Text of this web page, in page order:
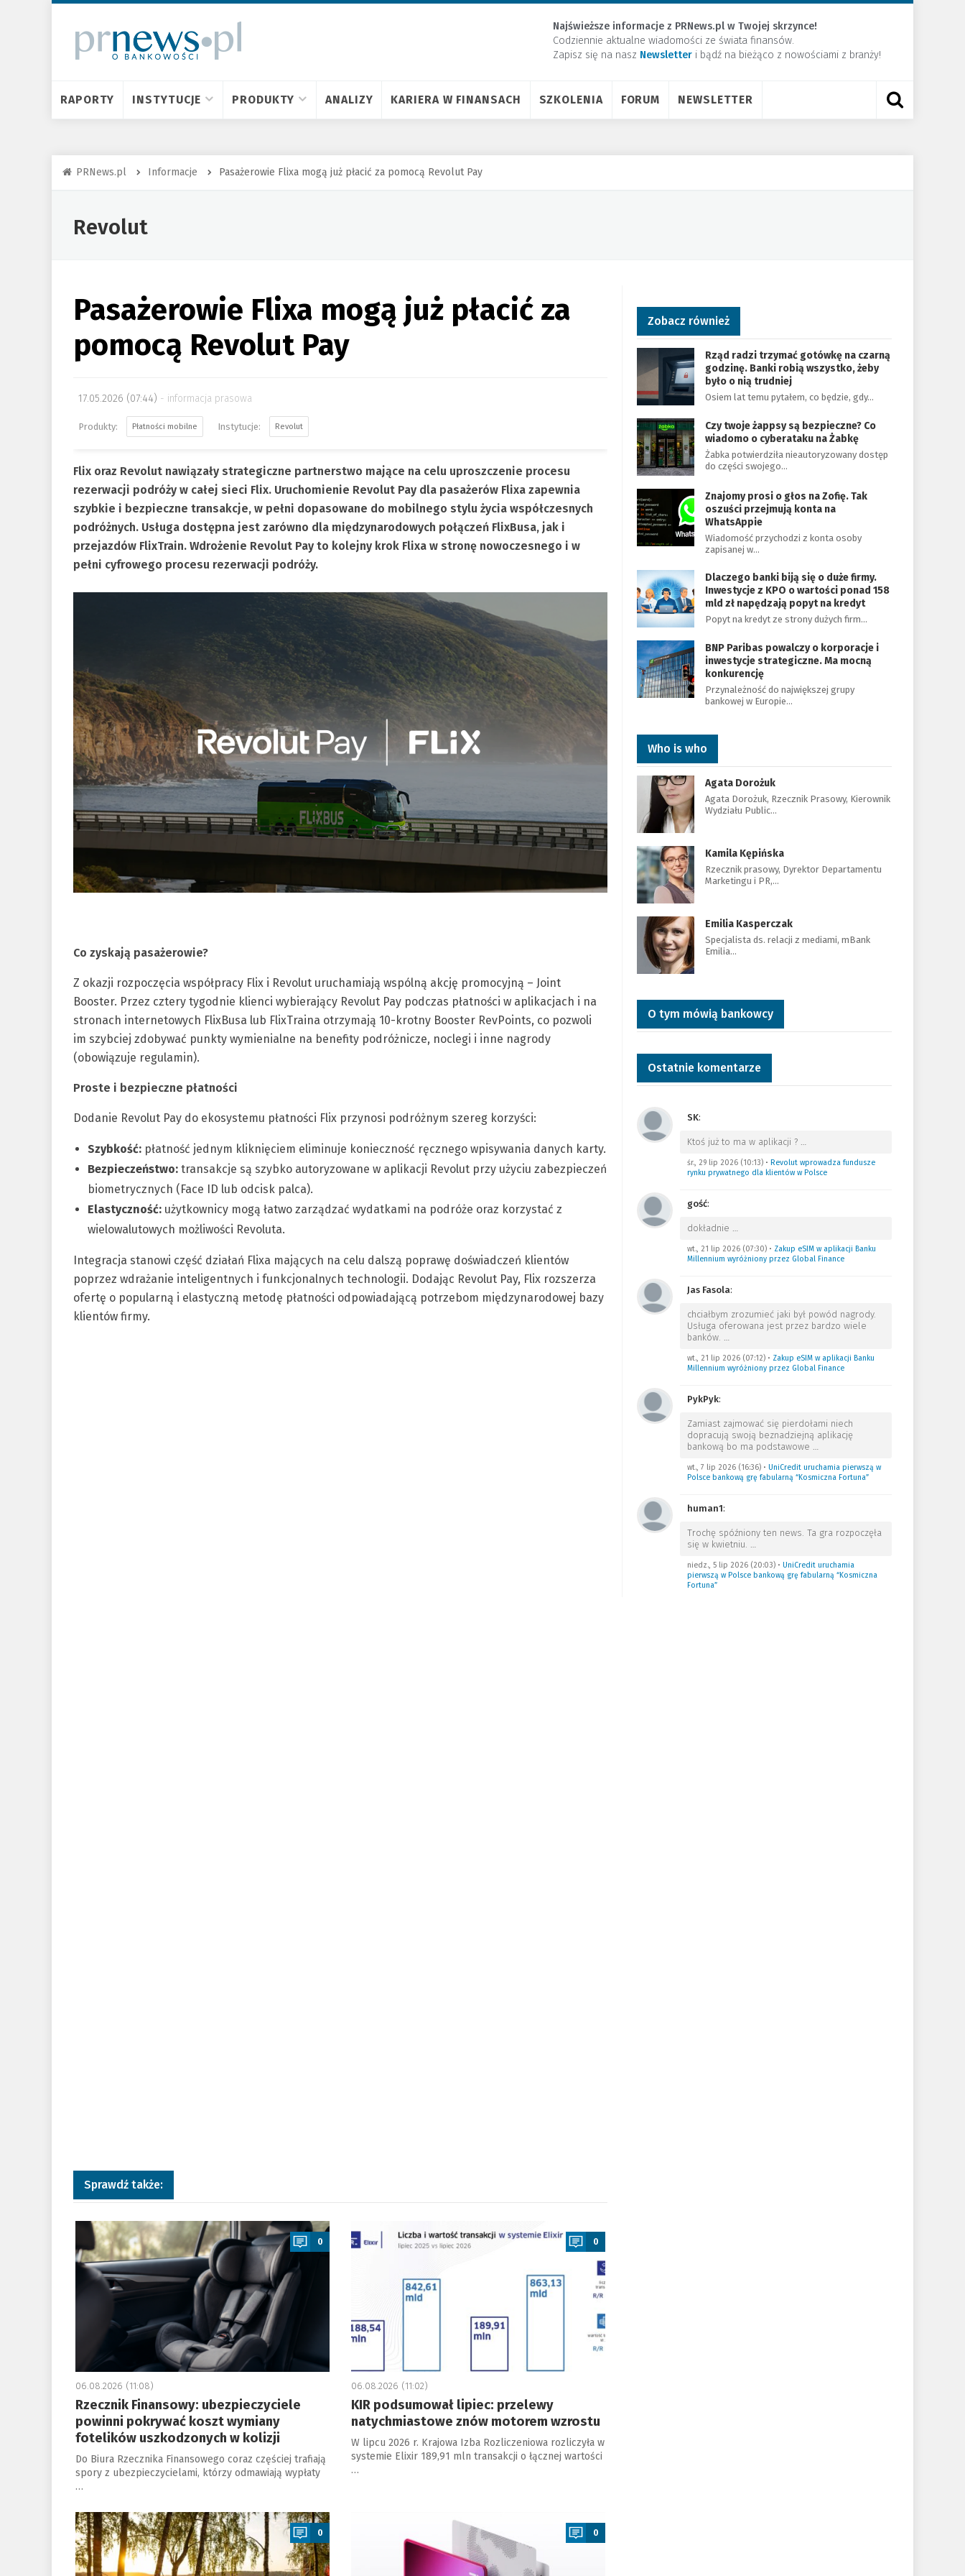
Najświeższe informacje z PRNews.pl w Twojej skrzynce!
Codziennie aktualne wiadomości ze świata finansów.
Zapisz się na nasz Newsletter ​i bądź na bieżąco z nowościami z branży!
RAPORTY INSTYTUCJE PRODUKTY ANALIZY KARIERA W FINANSACH SZKOLENIA FORUM NEWSLETTER
PRNews.pl Informacje Pasażerowie Flixa mogą już płacić za pomocą Revolut Pay
Revolut
Pasażerowie Flixa mogą już płacić za
pomocą Revolut Pay
17.05.2026 (07:44) informacja prasowa
Płatności mobilne Revolut
Flix oraz Revolut nawiązały strategiczne partnerstwo mające na celu uproszczenie procesu
rezerwacji podróży w całej sieci Flix. Uruchomienie Revolut Pay dla pasażerów Flixa zapewnia
szybkie i bezpieczne transakcje, w pełni dopasowane do mobilnego stylu życia współczesnych
podróżnych. Usługa dostępna jest zarówno dla międzynarodowych połączeń FlixBusa, jak i
przejazdów FlixTrain. Wdrożenie Revolut Pay to kolejny krok Flixa w stronę nowoczesnego i w
pełni cyfrowego procesu rezerwacji podróży.
Co zyskają pasażerowie?
Z okazji rozpoczęcia współpracy Flix i Revolut uruchamiają wspólną akcję promocyjną – Joint
Booster. Przez cztery tygodnie klienci wybierający Revolut Pay podczas płatności w aplikacjach i na
stronach internetowych FlixBusa lub FlixTraina otrzymają 10-krotny Booster RevPoints, co pozwoli
im szybciej zdobywać punkty wymienialne na benefity podróżnicze, noclegi i inne nagrody
(obowiązuje regulamin).
Proste i bezpieczne płatności
Dodanie Revolut Pay do ekosystemu płatności Flix przynosi podróżnym szereg korzyści:
Szybkość: płatność jednym kliknięciem eliminuje konieczność ręcznego wpisywania danych karty.
Bezpieczeństwo: transakcje są szybko autoryzowane w aplikacji Revolut przy użyciu zabezpieczeń
biometrycznych (Face ID lub odcisk palca).
Elastyczność: użytkownicy mogą łatwo zarządzać wydatkami na podróże oraz korzystać z
wielowalutowych możliwości Revoluta.
Integracja stanowi część działań Flixa mających na celu dalszą poprawę doświadczeń klientów
poprzez wdrażanie inteligentnych i funkcjonalnych technologii. Dodając Revolut Pay, Flix rozszerza
ofertę o popularną i elastyczną metodę płatności odpowiadającą potrzebom międzynarodowej bazy
klientów firmy.
Sprawdź także:
a
0
06.08.2026 (11:08)
Rzecznik Finansowy: ubezpieczyciele
powinni pokrywać koszt wymiany
fotelików uszkodzonych w kolizji
Do Biura Rzecznika Finansowego coraz częściej trafiają
spory z ubezpieczycielami, którzy odmawiają wypłaty
…
0
06.08.2026 (11:02)
KIR podsumował lipiec: przelewy
natychmiastowe znów motorem wzrostu
W lipcu 2026 r. Krajowa Izba Rozliczeniowa rozliczyła w
systemie Elixir 189,91 mln transakcji o łącznej wartości
…
a
0 0
Zobacz również
Rząd radzi trzymać gotówkę na czarną
godzinę. Banki robią wszystko, żeby
było o nią trudniej
Osiem lat temu pytałem, co będzie, gdy…
Czy twoje żappsy są bezpieczne? Co
wiadomo o cyberataku na Żabkę
Żabka potwierdziła nieautoryzowany dostęp
do części swojego…
Znajomy prosi o głos na Zofię. Tak
oszuści przejmują konta na
WhatsAppie
Wiadomość przychodzi z konta osoby
zapisanej w…
Dlaczego banki biją się o duże firmy.
Inwestycje z KPO o wartości ponad 158
mld zł napędzają popyt na kredyt
Popyt na kredyt ze strony dużych firm…
BNP Paribas powalczy o korporacje i
inwestycje strategiczne. Ma mocną
konkurencję
Przynależność do największej grupy
bankowej w Europie…
Who is who
Agata Dorożuk
Agata Dorożuk, Rzecznik Prasowy, Kierownik
Wydziału Public…
Kamila Kępińska
Rzecznik prasowy, Dyrektor Departamentu
Marketingu i PR,…
Emilia Kasperczak
Specjalista ds. relacji z mediami, mBank
Emilia…
O tym mówią bankowcy
Ostatnie komentarze
SK:
Ktoś już to ma w aplikacji ? …
śr., 29 lip 2026 (10:13)• Revolut wprowadza fundusze
rynku prywatnego dla klientów w Polsce
gość:
dokładnie …
wt., 21 lip 2026 (07:30)• Zakup eSIM w aplikacji Banku
Millennium wyróżniony przez Global Finance
Jas Fasola:
chciałbym zrozumieć jaki był powód nagrody.
Usługa oferowana jest przez bardzo wiele
banków. …
wt., 21 lip 2026 (07:12)• Zakup eSIM w aplikacji Banku
Millennium wyróżniony przez Global Finance
PykPyk:
Zamiast zajmować się pierdołami niech
dopracują swoją beznadziejną aplikację
bankową bo ma podstawowe …
wt., 7 lip 2026 (16:36)• UniCredit uruchamia pierwszą w
Polsce bankową grę fabularną “Kosmiczna Fortuna”
human1:
Trochę spóźniony ten news. Ta gra rozpoczęła
się w kwietniu. …
niedz., 5 lip 2026 (20:03)• UniCredit uruchamia
pierwszą w Polsce bankową grę fabularną “Kosmiczna
Fortuna”